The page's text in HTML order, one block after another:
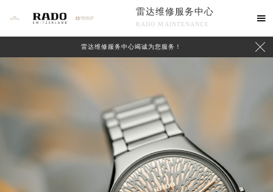
雷达维修服务中心
RADO MAINTENANCE

雷达维修服务中心竭诚为您服务！ 
联系我们